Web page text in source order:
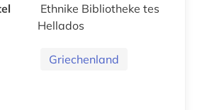
Ethnike Bibliotheke tes
Hellados
Griechenland